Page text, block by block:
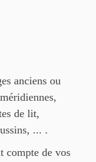
anciens ou
de lit,
... .
compte de vos